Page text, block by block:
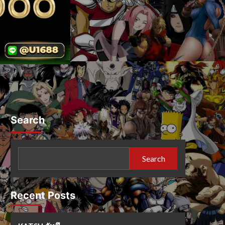
Search
Search
Recent Posts